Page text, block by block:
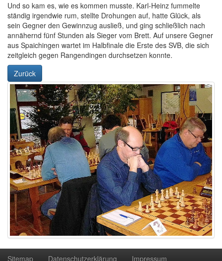
Und so kam es, wie es kommen musste. Karl-Heinz fummelte
ständig irgendwie rum, stellte Drohungen auf, hatte Glück, als
sein Gegner den Gewinnzug ausließ, und ging schließlich nach
annähernd fünf Stunden als Sieger vom Brett. Auf unsere Gegner
aus Spaichingen wartet im Halbfinale die Erste des SVB, die sich
zeitgleich gegen Rangendingen durchsetzen konnte.
Zurück
Sitemap Datenschutzerklärung Impressum